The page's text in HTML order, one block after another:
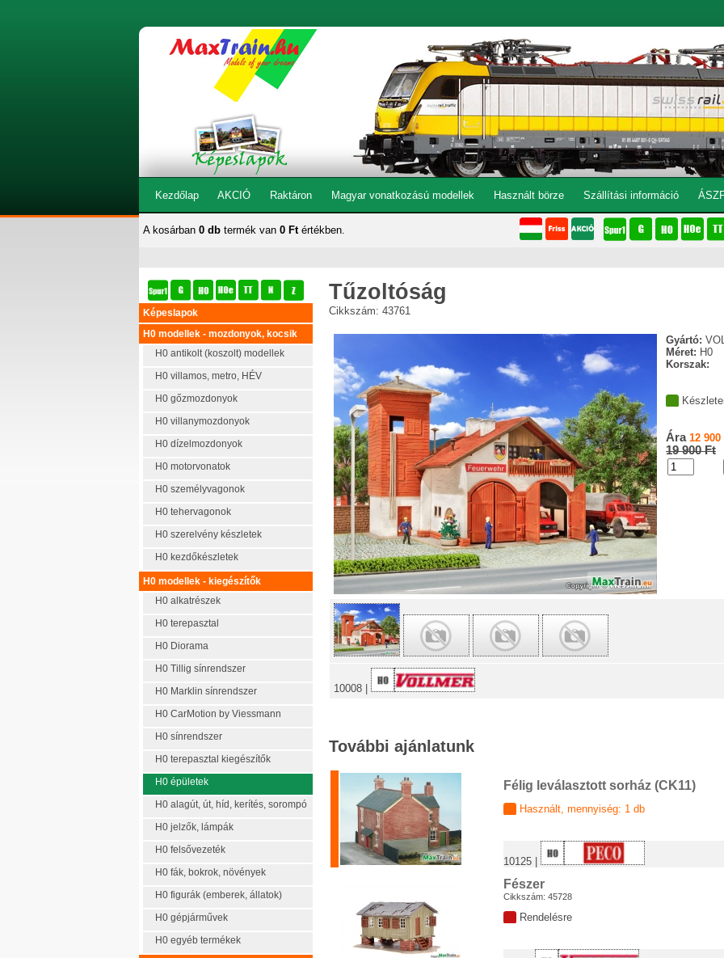
Kezdőlap AKCIÓ Raktáron Magyar vonatkozású modellek Használt börze Szállítási információ
A kosárban 0 db termék van 0 Ftértékben.
Képeslapok
H0 modellek - mozdonyok, kocsik
H0 antikolt (koszolt) modellek
H0 villamos, metro, HÉV
H0 gőzmozdonyok
H0 villanymozdonyok
H0 dízelmozdonyok
H0 motorvonatok
H0 személyvagonok
H0 tehervagonok
H0 szerelvény készletek
H0 kezdőkészletek
H0 modellek - kiegészítők
H0 alkatrészek
H0 terepasztal
H0 Diorama
H0 Tillig sínrendszer
H0 Marklin sínrendszer
H0 CarMotion by Viessmann
H0 sínrendszer
H0 terepasztal kiegészítők
H0 épületek
H0 alagút, út, híd, kerítés, sorompó
H0 jelzők, lámpák
H0 felsővezeték
H0 fák, bokrok, növények
H0 figurák (emberek, állatok)
H0 gépjárművek
H0 egyéb termékek
Tűzoltóság
Cikkszám: 43761
Gyártó:
Méret: H0
Korszak:
Ára 12 900
19 900 Ft
10008 |
További ajánlatunk
Félig leválasztott sorház (CK11)
Használt, mennyiség: 1 db
10125 |
Fészer
Cikkszám: 45728
Rendelésre